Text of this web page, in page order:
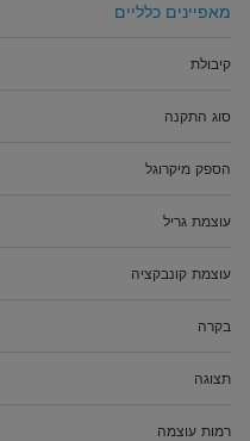
מאפיינים כלליים
קיבולת
סוג התקנה
הספק מיקרוגל
עוצמת גריל
עוצמת קונבקציה
בקרה
תצוגה
רמות עוצמה